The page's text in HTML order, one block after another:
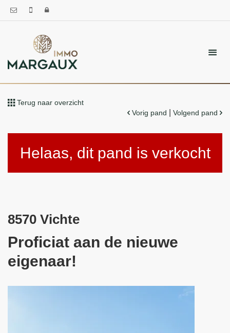
Terug naar overzicht
Vorig pand
Volgend pand
Helaas, dit pand is verkocht
8570 Vichte
Proficiat aan de nieuwe
eigenaar!